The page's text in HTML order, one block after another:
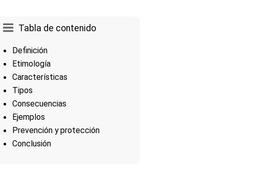
Tabla de contenido
Definición
Etimología
Características
Tipos
Consecuencias
Ejemplos
Prevención y protección
Conclusión